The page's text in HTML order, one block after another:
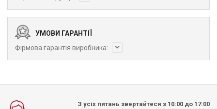
УМОВИ ГАРАНТІЇ
Фірмова гарантія виробника:
З усіх питань звертайтеся з 10:00 до 17:00